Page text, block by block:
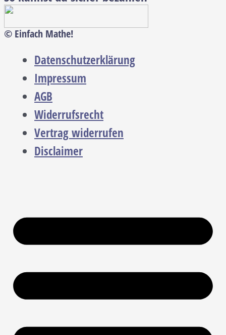
© Einfach Mathe!
Datenschutzerklärung
Impressum
AGB
Widerrufsrecht
Vertrag widerrufen
Disclaimer